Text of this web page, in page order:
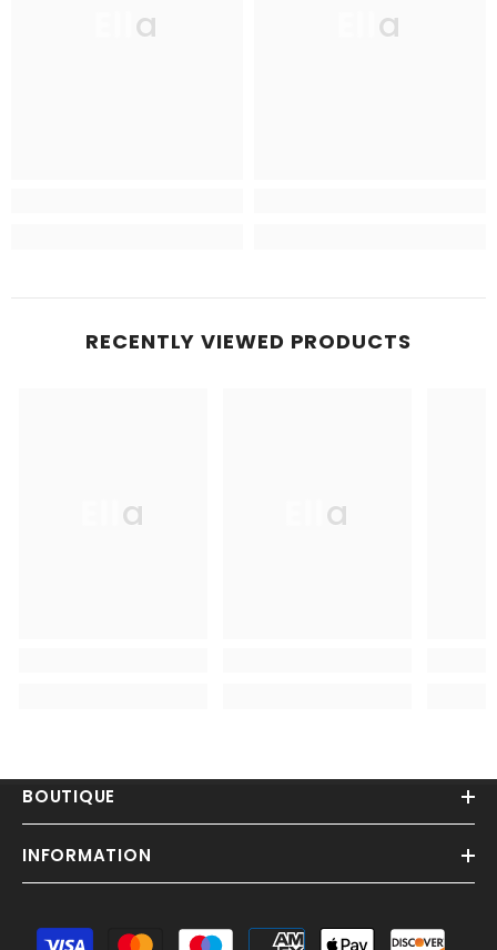
Ella Ella
RECENTLY VIEWED PRODUCTS
Ella Ella
BOUTIQUE
INFORMATION
Moyens